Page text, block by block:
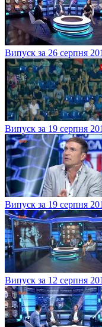
Випуск за 26 серпня
Випуск за 19 серпня
Випуск за 19 серпня
Випуск за 12 серпня